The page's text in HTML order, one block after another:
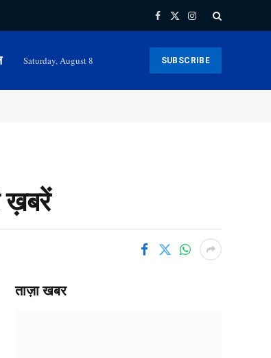
Facebook
X
Instagram
Saturday, August 8 SUBSCRIBE
ख़बरें
ताज़ा खबर